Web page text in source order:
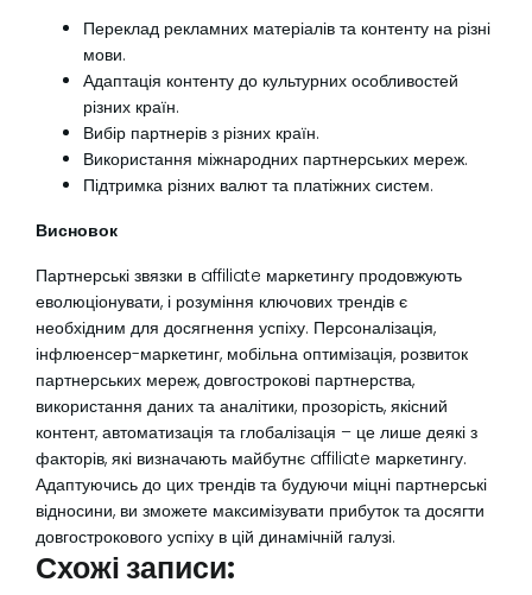
Переклад рекламних матеріалів та контенту на різні
мови.
Адаптація контенту до культурних особливостей
різних країн.
Вибір партнерів з різних країн.
Використання міжнародних партнерських мереж.
Підтримка різних валют та платіжних систем.
Висновок
Партнерські звязки в affiliate маркетингу продовжують
еволюціонувати, і розуміння ключових трендів є
необхідним для досягнення успіху. Персоналізація,
інфлюенсер-маркетинг, мобільна оптимізація, розвиток
партнерських мереж, довгострокові партнерства,
використання даних та аналітики, прозорість, якісний
контент, автоматизація та глобалізація – це лише деякі з
факторів, які визначають майбутнє affiliate маркетингу.
Адаптуючись до цих трендів та будуючи міцні партнерські
відносини, ви зможете максимізувати прибуток та досягти
довгострокового успіху в цій динамічній галузі.
Схожі записи: